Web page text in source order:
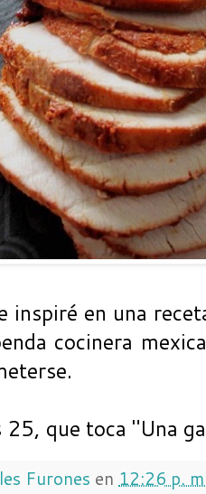
inspiré en una
cocinera
25, que toca "Una
Furones en 12:26 p.